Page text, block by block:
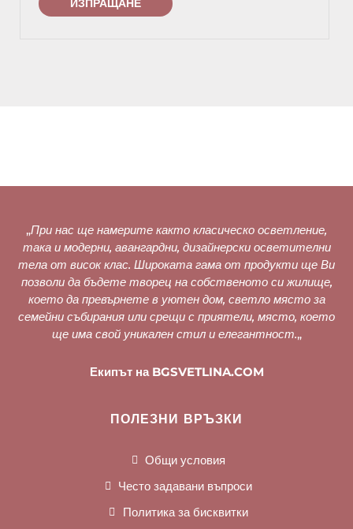
„При нас ще намерите както класическо осветление,
така и модерни, авангардни, дизайнерски осветителни
тела от висок клас. Широката гама от продукти ще Ви
позволи да бъдете творец на собственото си жилище,
което да превърнете в уютен дом, светло място за
семейни събирания или срещи с приятели, място, което
ще има свой уникален стил и елегантност.„
Екипът на BGSVETLINA.COM
ПОЛЕЗНИ ВРЪЗКИ
Общи условия
Често задавани въпроси
Политика за бисквитки